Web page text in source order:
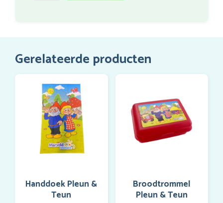
Gerelateerde producten
Handdoek Pleun &
Teun
Broodtrommel
Pleun & Teun